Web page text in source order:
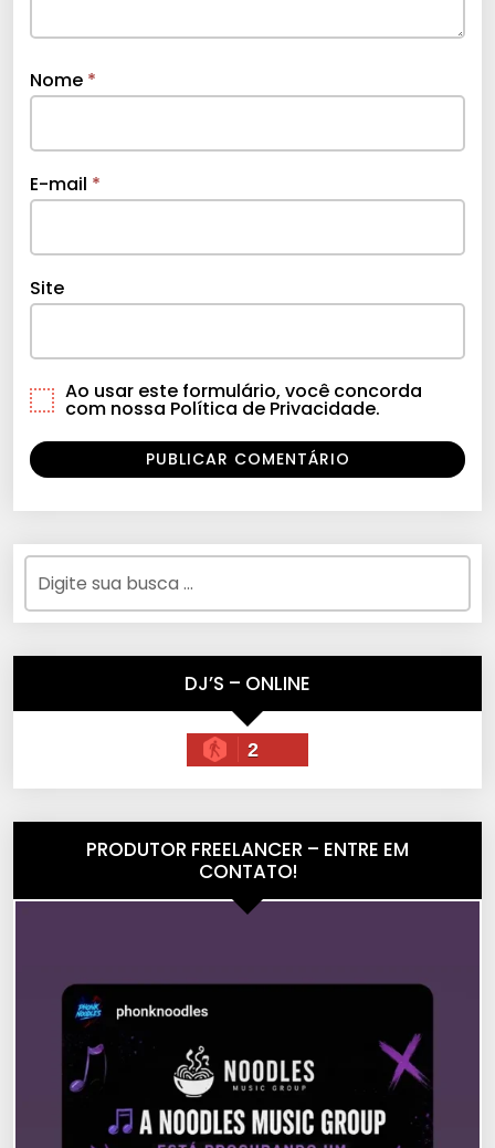
Nome *
E-mail *
Site
Ao usar este formulário, você concorda
com nossa Política de Privacidade.
DJ’S – ONLINE
2
PRODUTOR FREELANCER – ENTRE EM
CONTATO!